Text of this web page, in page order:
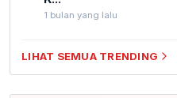
1 bulan yang lalu
LIHAT SEMUA TRENDING